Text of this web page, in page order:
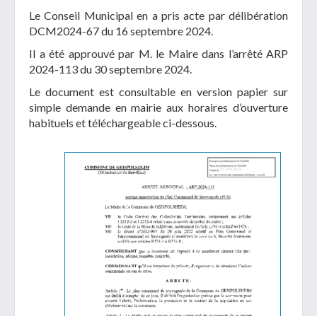
Le Conseil Municipal en a pris acte par délibération
DCM2024-67 du 16 septembre 2024.
Il a été approuvé par M. le Maire dans l’arrêté ARP
2024-113 du 30 septembre 2024.
Le document est consultable en version papier sur
simple demande en mairie aux horaires d’ouverture
habituels et téléchargeable ci-dessous.